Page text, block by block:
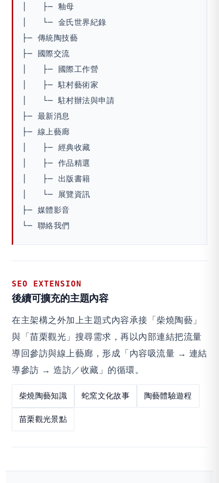
│   ├─ 釉母
│   └─ 金氏世界紀錄
├─ 傳統陶技藝
├─ 國際交流
│   ├─ 國際工作營
│   ├─ 駐村藝術家
│   └─ 駐村辦法與申請
├─ 最新消息
├─ 線上藝廊
│   ├─ 經典收藏
│   ├─ 作品精選
│   ├─ 出版書籍
│   └─ 展覽資訊
├─ 媒體影音
└─ 聯絡我們
SEO EXTENSION
後續可擴充的主題內容
在主架構之外加上主題式內容承接「柴燒陶藝」
與「苗栗觀光」搜尋需求，再以內部連結把流量
導回參訪與線上藝廊，形成「內容吸流量 → 連結
導參訪 → 造訪／收藏」的循環。
柴燒陶藝知識 蛇窯文化故事 陶藝體驗遊程
苗栗觀光景點